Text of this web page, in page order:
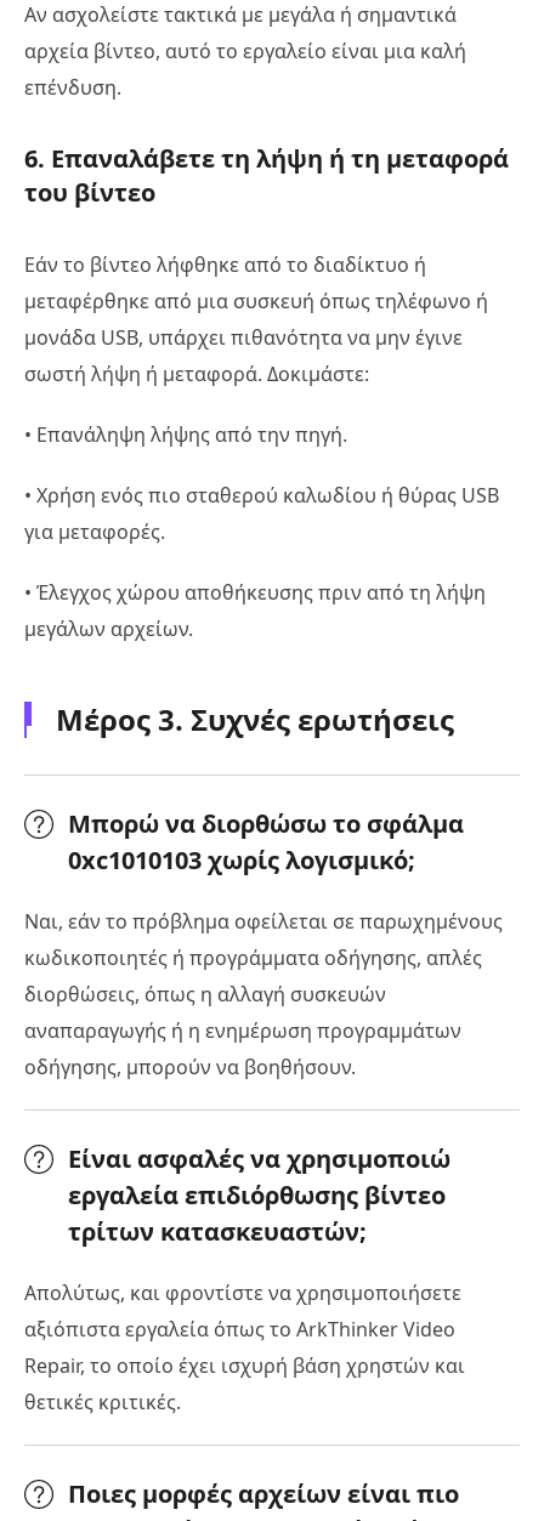
Αν ασχολείστε τακτικά με μεγάλα ή σημαντικά
αρχεία βίντεο, αυτό το εργαλείο είναι μια καλή
επένδυση.
6. Επαναλάβετε τη λήψη ή τη μεταφορά
του βίντεο
Εάν το βίντεο λήφθηκε από το διαδίκτυο ή
μεταφέρθηκε από μια συσκευή όπως τηλέφωνο ή
μονάδα USB, υπάρχει πιθανότητα να μην έγινε
σωστή λήψη ή μεταφορά. Δοκιμάστε:
• Επανάληψη λήψης από την πηγή.
• Χρήση ενός πιο σταθερού καλωδίου ή θύρας USB
για μεταφορές.
• Έλεγχος χώρου αποθήκευσης πριν από τη λήψη
μεγάλων αρχείων.
Μέρος 3. Συχνές ερωτήσεις
Μπορώ να διορθώσω το σφάλμα
0xc1010103 χωρίς λογισμικό;
Ναι, εάν το πρόβλημα οφείλεται σε παρωχημένους
κωδικοποιητές ή προγράμματα οδήγησης, απλές
διορθώσεις, όπως η αλλαγή συσκευών
αναπαραγωγής ή η ενημέρωση προγραμμάτων
οδήγησης, μπορούν να βοηθήσουν.
Είναι ασφαλές να χρησιμοποιώ
εργαλεία επιδιόρθωσης βίντεο
τρίτων κατασκευαστών;
Απολύτως, και φροντίστε να χρησιμοποιήσετε
αξιόπιστα εργαλεία όπως το ArkThinker Video
Repair, το οποίο έχει ισχυρή βάση χρηστών και
θετικές κριτικές.
Ποιες μορφές αρχείων είναι πιο